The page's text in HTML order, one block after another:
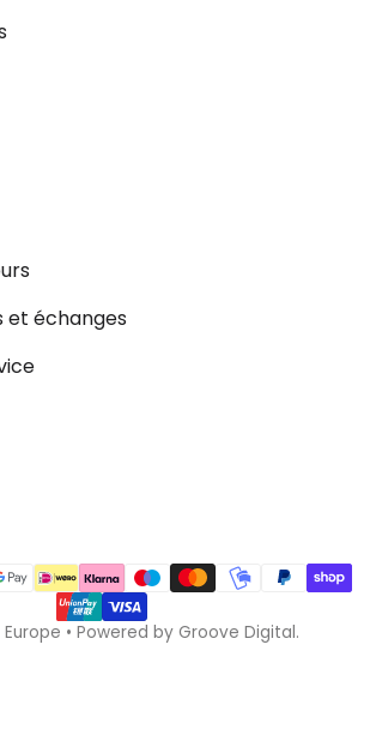
et échanges
• Powered by Groove Digital.